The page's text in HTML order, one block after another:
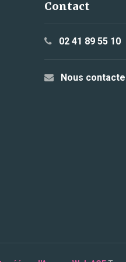
Contact
02 41 89 55 10
Nous